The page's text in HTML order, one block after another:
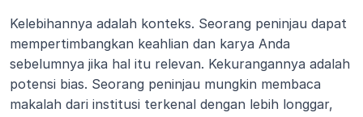
Kelebihannya adalah konteks. Seorang peninjau dapat
mempertimbangkan keahlian dan karya Anda
sebelumnya jika hal itu relevan. Kekurangannya adalah
potensi bias. Seorang peninjau mungkin membaca
makalah dari institusi terkenal dengan lebih longgar,